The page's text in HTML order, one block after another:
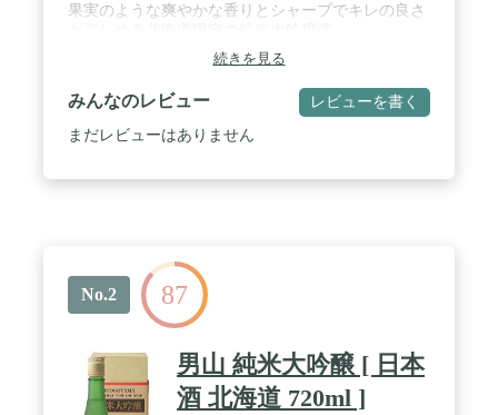
果実のような爽やかな香りとシャープでキレの良さ
続きを見る
みんなのレビュー レビューを書く
まだレビューはありません
No.2 87
男山 純米大吟醸 [ 日本
酒 北海道 720ml ]